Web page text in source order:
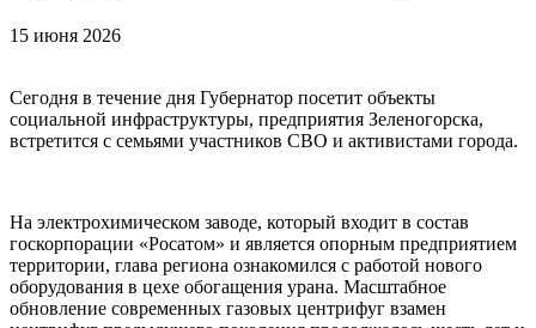
15 июня 2026
Сегодня в течение дня Губернатор посетит объекты
социальной инфраструктуры, предприятия Зеленогорска,
встретится с семьями участников СВО и активистами города.
На электрохимическом заводе, который входит в состав
госкорпорации «Росатом» и является опорным предприятием
территории, глава региона ознакомился с работой нового
оборудования в цехе обогащения урана. Масштабное
обновление современных газовых центрифуг взамен